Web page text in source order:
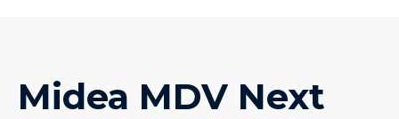
Midea MDV Next